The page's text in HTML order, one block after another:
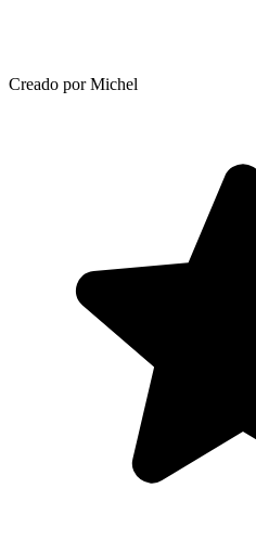
Creado por Michel